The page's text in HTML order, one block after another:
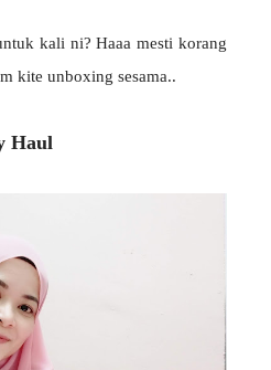
kali ni? Haaa mesti korang
kite unboxing sesama..
Haul